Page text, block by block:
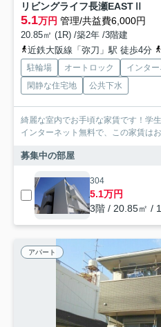
リビングライフ長瀬EASTⅡ
5.1万円 管理/共益費6,000円
20.85㎡ (1R) /築2年 /3階建
近鉄大阪線「弥刀」駅 徒歩4分
駐輪場 オートロック インタ
閑静な住宅地
公共下水
綺麗な室内でお手頃な家賃です！学
インターネット無料で、この家賃は
募集中の部屋
304
5.1万円
3階 / 20.85㎡ /
アパート